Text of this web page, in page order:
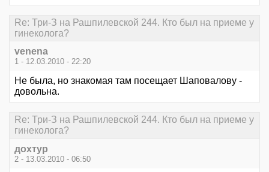
Re: Три-З на Рашпилевской 244. Кто был на приеме у
гинеколога?
venena
1 - 12.03.2010 - 22:20
Не была, но знакомая там посещает Шаповалову -
довольна.
Re: Три-З на Рашпилевской 244. Кто был на приеме у
гинеколога?
дохтур
2 - 13.03.2010 - 06:50